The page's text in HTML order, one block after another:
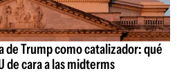
de Trump como catalizador: qué
de cara a las midterms